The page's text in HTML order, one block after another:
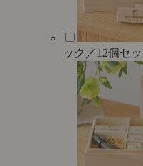
ック／12個セッ